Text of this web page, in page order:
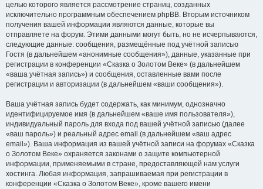
целью которого является рассмотрение страниц, созданных
исключительно программным обеспечением phpBB. Вторым источником
получения вашей информации являются данные, которые вы
отправляете на форум. Этими данными могут быть, но не исчерпываются,
следующие данные: сообщения, размещённые под учётной записью
Гостя (в дальнейшем «анонимные сообщения»), данные, указанные при
регистрации в конференции «Сказка о Золотом Веке» (в дальнейшем
«ваша учётная запись») и сообщения, оставленные вами после
регистрации и авторизации (в дальнейшем «ваши сообщения»).
Ваша учётная запись будет содержать, как минимум, однозначно
идентифицируемое имя (в дальнейшем «ваше имя пользователя»),
индивидуальный пароль для входа под вашей учётной записью (далее
«ваш пароль») и реальный адрес email (в дальнейшем «ваш адрес
email»). Ваша информация из вашей учётной записи на форумах «Сказка
о Золотом Веке» охраняется законами о защите компьютерной
информации, применяемыми в стране, предоставляющей нам услуги
хостинга. Любая информация, запрашиваемая при регистрации в
конференции «Сказка о Золотом Веке», кроме вашего имени